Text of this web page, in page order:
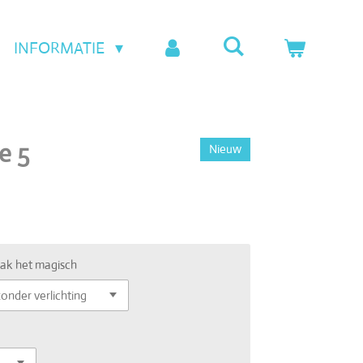
INFORMATIE
5 Nieuw
het magisch